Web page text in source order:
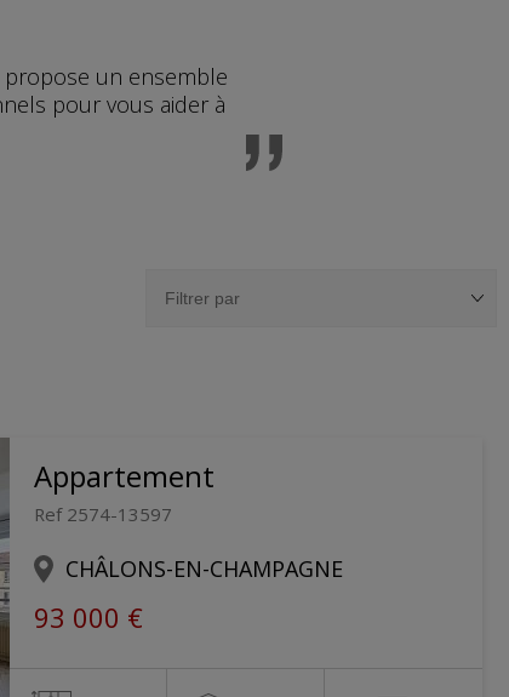
propose un ensemble
pour vous aider à
Appartement
Ref 2574-13597
CHÂLONS-EN-CHAMPAGNE
93 000 €